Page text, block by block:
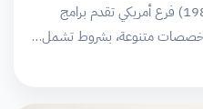
جامعة تمبل في اليابان (تأسست 1982) فرع أمريكي تقدم برامج
تخصصات متنوعة، بشروط تشمل…